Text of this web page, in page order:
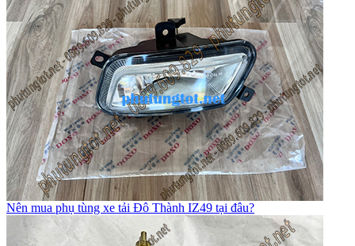
Nên mua phụ tùng xe tải Đô Thành IZ49 tại đâu?